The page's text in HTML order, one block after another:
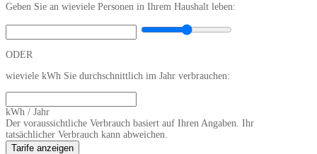
Geben Sie an wieviele Personen in Ihrem Haushalt leben:
ODER
wieviele kWh Sie durchschnittlich im Jahr verbrauchen:
kWh / Jahr
Der voraussichtliche Verbrauch basiert auf Ihren Angaben. Ihr
tatsächlicher Verbrauch kann abweichen.
Tarife anzeigen